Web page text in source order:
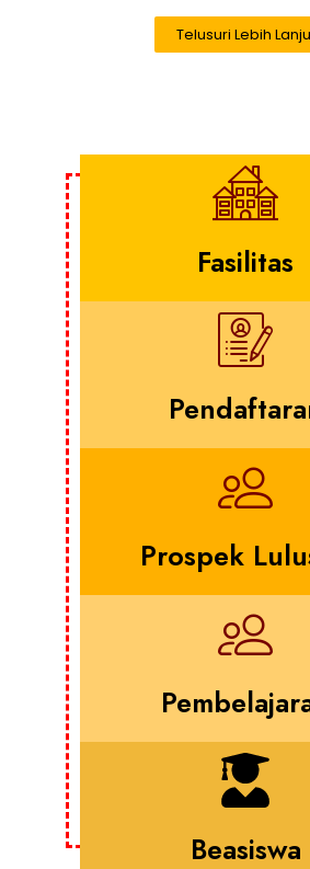
Telusuri Lebih
Fasilitas
Prospek
Beasiswa